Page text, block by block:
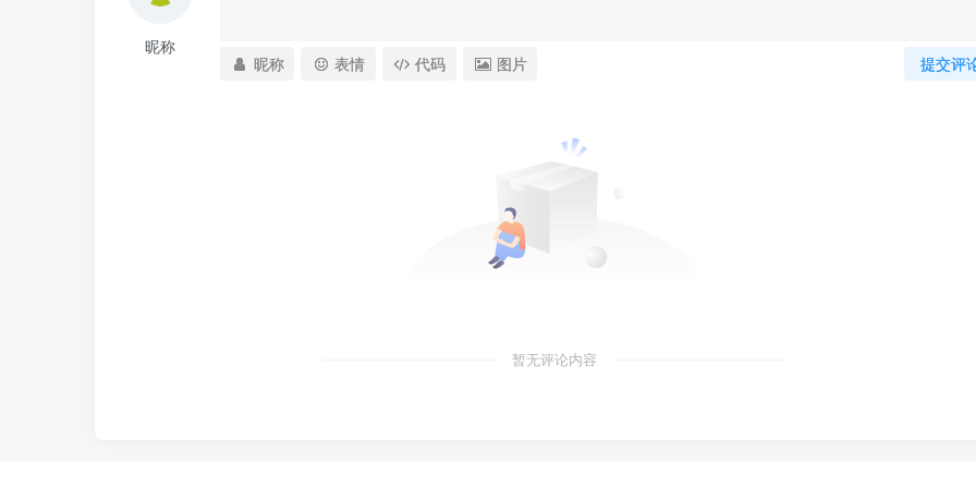
昵称
提交评
昵称 表情 代码 图片
暂无评论内容